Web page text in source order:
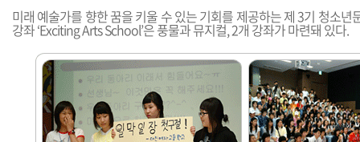
미래 예술가를 향한 꿈을 키울 수 있는 기회를 제공하는 제 3기 청소년
강좌 ‘Exciting Arts School’은 풍물과 뮤지컬, 2개 강좌가 마련돼 있다.